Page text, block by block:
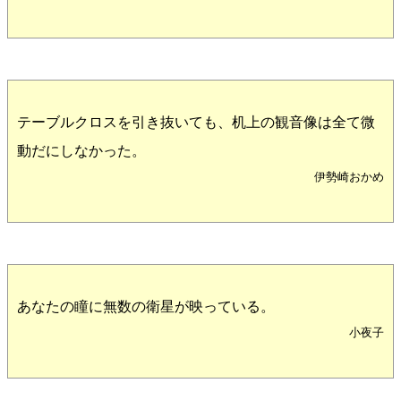
テーブルクロスを引き抜いても、机上の観音像は全て微
動だにしなかった。
伊勢崎おかめ
あなたの瞳に無数の衛星が映っている。
小夜子